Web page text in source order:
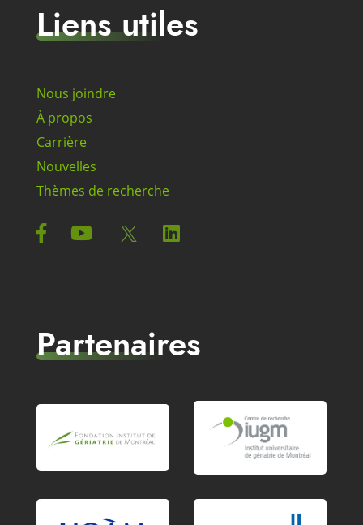
Liens utiles
Nous joindre
À propos
Carrière
Nouvelles
Thèmes de recherche
Partenaires